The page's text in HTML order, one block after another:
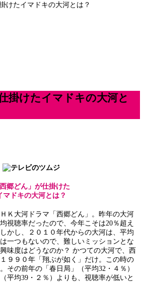
けたイマドキの大河とは？
掛けたイマドキの大河と
西郷どん」が仕掛けた
マドキの大河とは？
Ｋ大河ドラマ「西郷どん」。昨年の大河
視聴率だったので、今年こそは20％超え
かし、２０１０年代からの大河は、平均
一つもないので、難しいミッションとな
味度はどうなのか？ かつての大河で、西
９９０年「翔ぶが如く」だけ。この時の
その前年の「春日局」（平均32・４％）
平均39・２％）よりも、視聴率が低いと